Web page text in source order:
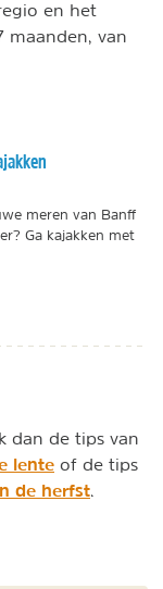
en het
maanden, van
meren van Banff
Ga kajakken met
dan de tips van
lente of de tips
de herfst.